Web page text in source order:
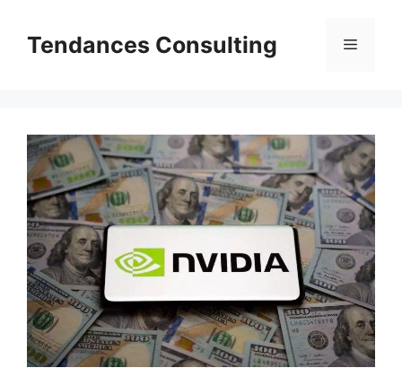
contenuTendances Consulting Menu